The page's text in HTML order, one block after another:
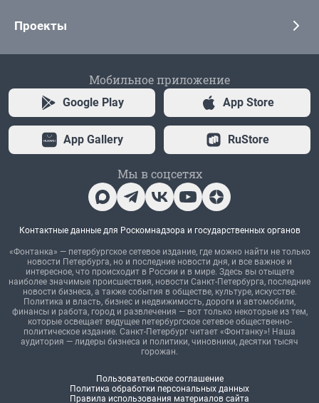
Проекты
Мобильное приложение
Google Play App Store
App Gallery RuStore
Мы в соцсетях
Контактные данные для Роскомнадзора и государственных органов
«Фонтанка» — петербургское сетевое издание, где можно найти не только
новости Петербурга, но и последние новости дня, и все важное и
интересное, что происходит в России и в мире. Здесь вы отыщете
наиболее значимые происшествия, новости Санкт-Петербурга, последние
новости бизнеса, а также события в обществе, культуре, искусстве.
Политика и власть, бизнес и недвижимость, дороги и автомобили,
финансы и работа, город и развлечения — вот только некоторые из тем,
которые освещает ведущее петербургское сетевое общественно-
политическое издание. Санкт-Петербург читает «Фонтанку»! Наша
аудитория — лидеры бизнеса и политики, чиновники, десятки тысяч
горожан.
Пользовательское соглашение
Политика обработки персональных данных
Правила использования материалов сайта